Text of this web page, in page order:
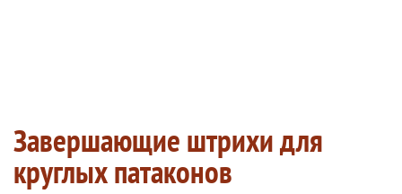
Завершающие штрихи для
круглых патаконов